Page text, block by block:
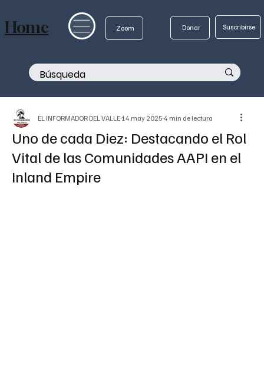
Zoom Donar Suscribirse
Home
Uno de cada Diez: Destacando el Rol
Vital de las Comunidades AAPI en el
Inland Empire
EL INFORMADOR DEL VALLE 14 may 2025 4 min de lectura